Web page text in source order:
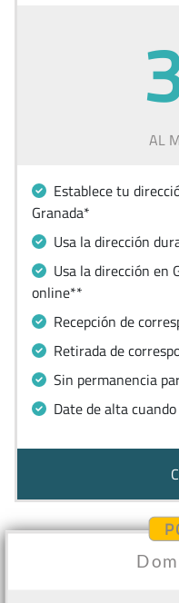
AL
Establece tu
Granada*
Usa la dirección
Usa la dirección en
online**
Recepción de
Retirada de
Sin permanencia
Date de alta